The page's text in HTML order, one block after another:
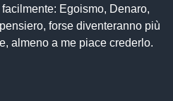
Egoismo, Denaro,
forse diventeranno più
almeno a me piace crederlo.